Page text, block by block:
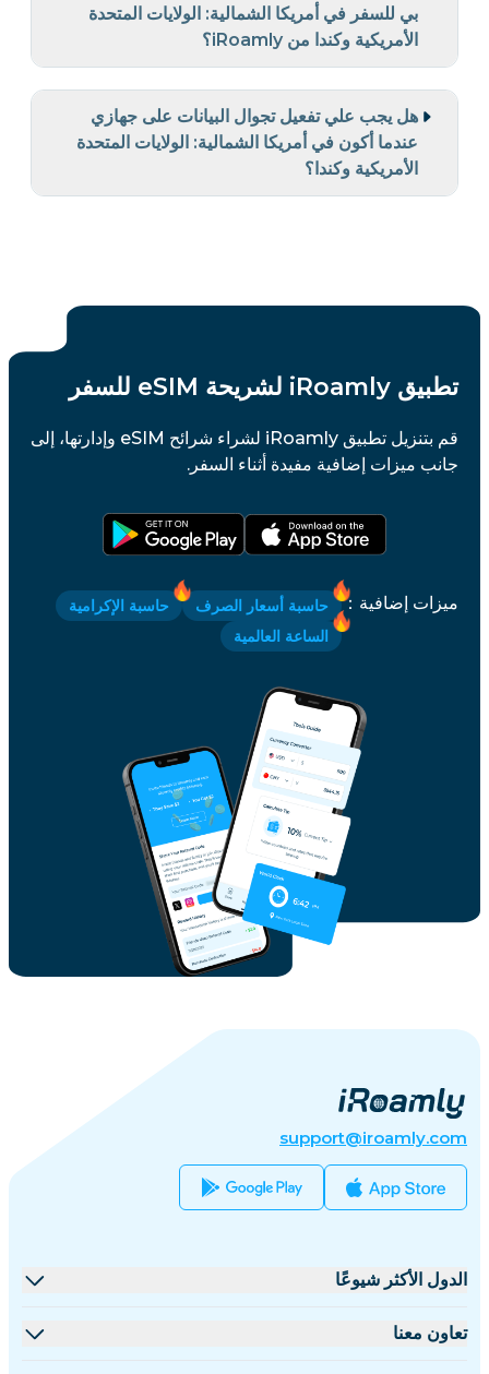
بي للسفر في أمريكا الشمالية: الولايات المتحدة
الأمريكية وكندا من iRoamly؟
هل يجب علي تفعيل تجوال البيانات على جهازي
عندما أكون في أمريكا الشمالية: الولايات المتحدة
الأمريكية وكندا؟
تطبيق iRoamly لشريحة eSIM للسفر
قم بتنزيل تطبيق iRoamly لشراء شرائح eSIM وإدارتها، إلى
جانب ميزات إضافية مفيدة أثناء السفر.
ميزات إضافية ： حاسبة أسعار الصرف
حاسبة الإكرامية
الساعة العالمية
support@iroamly.com
الدول الأكثر شيوعًا
الولايات المتحدة
تعاون معنا